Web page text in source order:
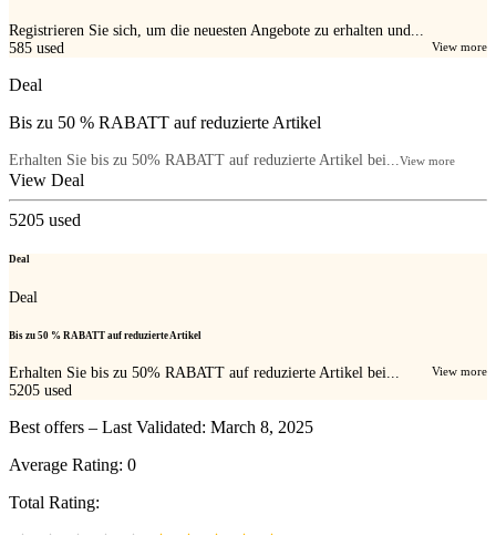
Registrieren Sie sich, um die neuesten Angebote zu erhalten und...
View more
585 used
Deal
Bis zu 50 % RABATT auf reduzierte Artikel
Erhalten Sie bis zu 50% RABATT auf reduzierte Artikel bei...View more
View Deal
5205 used
Deal
Deal
Bis zu 50 % RABATT auf reduzierte Artikel
Erhalten Sie bis zu 50% RABATT auf reduzierte Artikel bei... View more
5205 used
Best offers – Last Validated: March 8, 2025
Average Rating: 0
Total Rating: